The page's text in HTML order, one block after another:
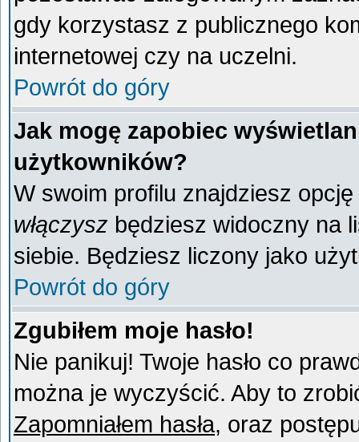
gdy korzystasz z publicznego
internetowej czy na uczelni.
Powrót do góry
Jak mogę zapobiec
użytkowników?
W swoim profilu znajdziesz opcję
włączysz będziesz widoczny na
siebie. Będziesz liczony jako
Powrót do góry
Zgubiłem moje hasło!
Nie panikuj! Twoje hasło co
można je wyczyścić. Aby to
Zapomniałem hasła, oraz